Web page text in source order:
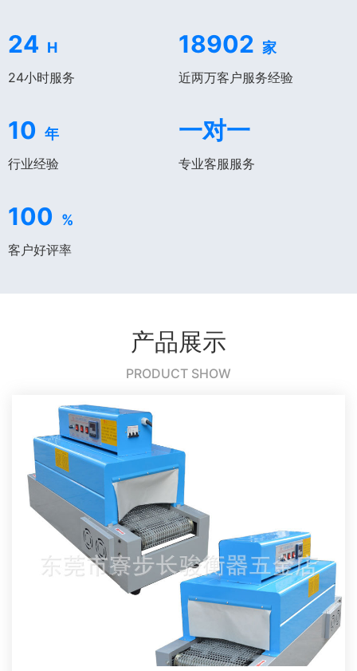
24 H
24小时服务
18902 家
近两万客户服务经验
10 年
行业经验
一对一
专业客服服务
100 %
客户好评率
产品展示
PRODUCT SHOW